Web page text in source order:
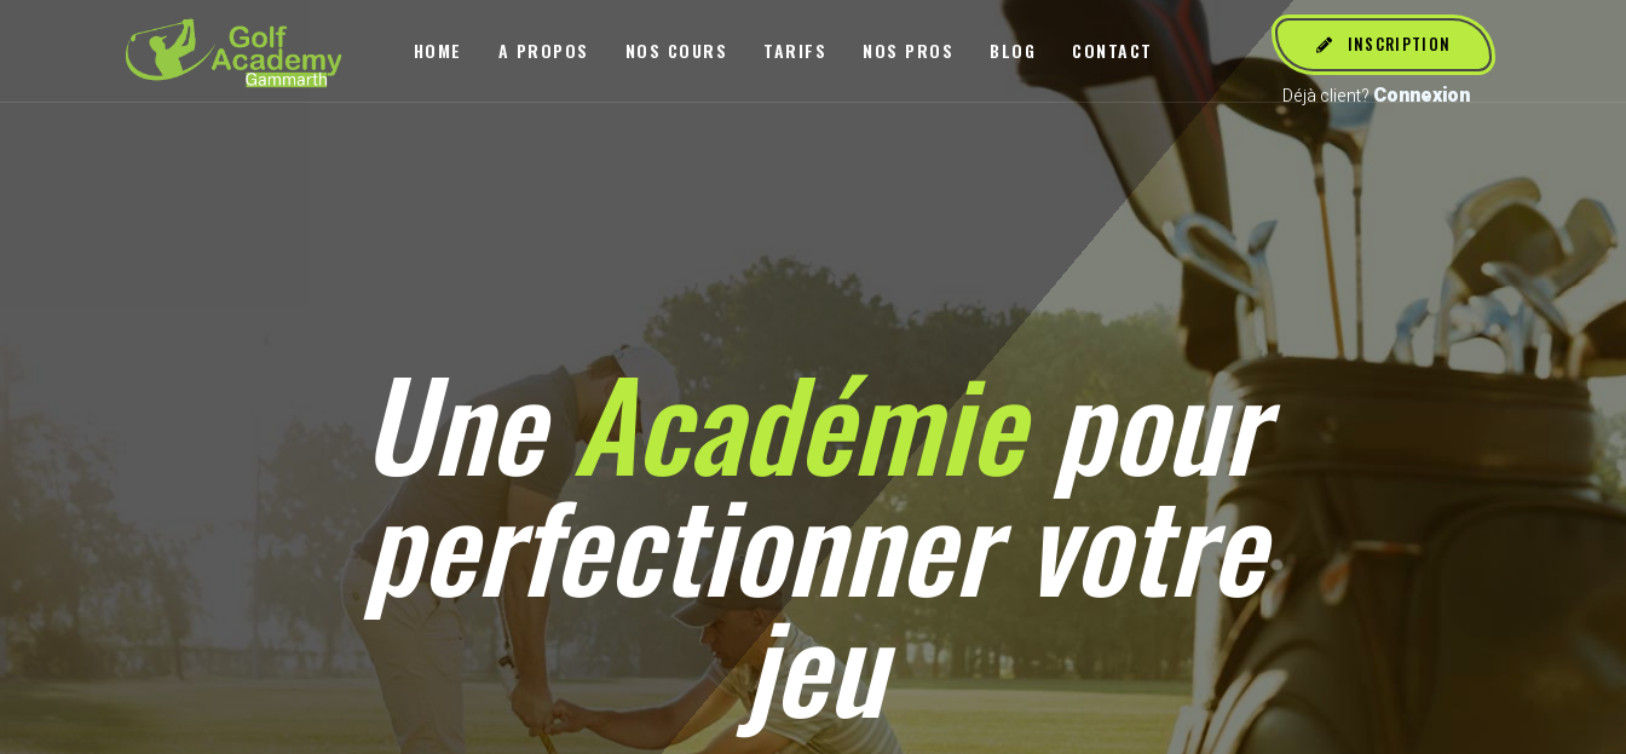
HOME A PROPOS NOS COURS TARIFS NOS PROS BLOG CONTACT INSCRIPTION
Déjà client?Connexion
UneAcadémiepour
perfectionner votre
jeu